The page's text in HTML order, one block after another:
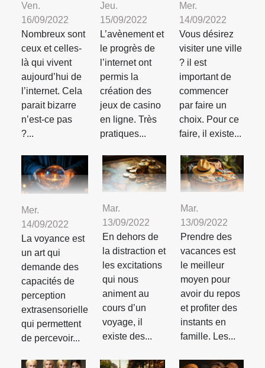
Ven.
16/09/2022
Nombreux sont
ceux et celles-
là qui vivent
aujourd’hui de
l’internet. Cela
parait bizarre
n’est-ce pas
?...
Jeu.
15/09/2022
L’avènement et
le progrès de
l’internet ont
permis la
création des
jeux de casino
en ligne. Très
pratiques...
Mer.
14/09/2022
Vous désirez
visiter une ville
? il est
important de
commencer
par faire un
choix. Pour ce
faire, il existe...
Mer.
14/09/2022
La voyance est
un art qui
demande des
capacités de
perception
extrasensorielle
qui permettent
de percevoir...
Mar.
13/09/2022
En dehors de
la distraction et
les excitations
qui nous
animent au
cours d’un
voyage, il
existe des...
Mar.
13/09/2022
Prendre des
vacances est
le meilleur
moyen pour
avoir du repos
et profiter des
instants en
famille. Les...